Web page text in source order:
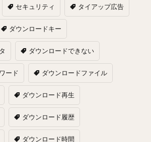
セキュリティ タイアップ広告
ダウンロードキー
ダウンロードできない
ード ダウンロードファイル
ダウンロード再生
ダウンロード履歴
ダウンロード時間